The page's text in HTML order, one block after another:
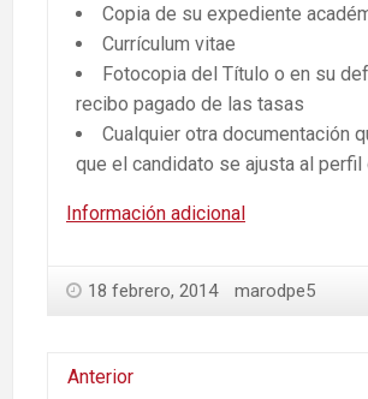
Copia de su expediente
Currículum vitae
Fotocopia del Título o en su
recibo pagado de las tasas
Cualquier otra documentación
que el candidato se ajusta al perfil
Información adicional
18 febrero, 2014 marodpe5
Anterior